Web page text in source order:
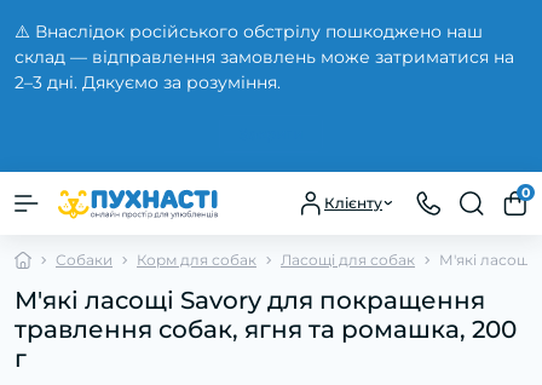
⚠️ Внаслідок російського обстрілу пошкоджено наш
склад — відправлення замовлень може затриматися на
2–3 дні. Дякуємо за розуміння.
Клієнту
0
Собаки Корм для собак Ласощі для собак М'які ласощі
М'які ласощі Savory для покращення
травлення собак, ягня та ромашка, 200
г